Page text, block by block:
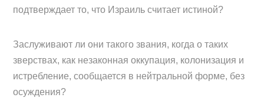
подтверждает то, что Израиль считает истиной?
Заслуживают ли они такого звания, когда о таких
зверствах, как незаконная оккупация, колонизация и
истребление, сообщается в нейтральной форме, без
осуждения?